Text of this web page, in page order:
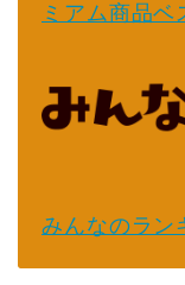
ミアム商品ベ
みんなのラン